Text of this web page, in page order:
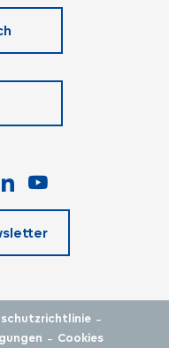
-
- Cookies